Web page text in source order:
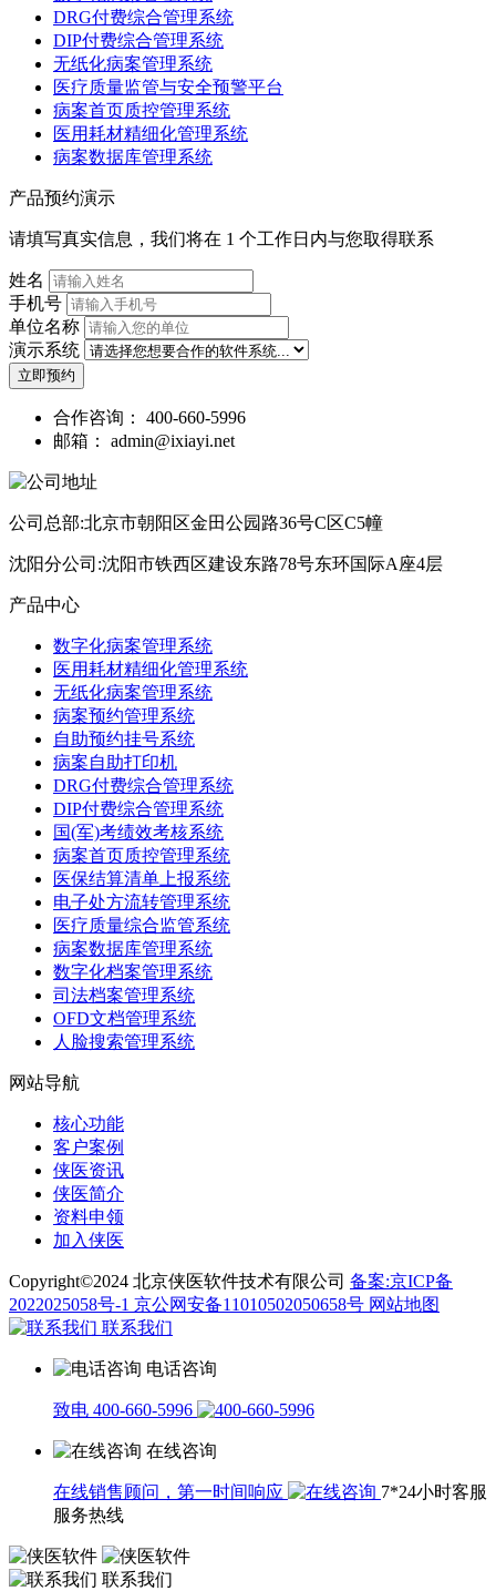
DRG付费综合管理系统
DIP付费综合管理系统
无纸化病案管理系统
医疗质量监管与安全预警平台
病案首页质控管理系统
医用耗材精细化管理系统
病案数据库管理系统
产品预约演示
请填写真实信息，我们将在 1 个工作日内与您取得联系
姓名
手机号
单位名称
演示系统
立即预约
合作咨询： 400-660-5996
邮箱： admin@ixiayi.net
公司总部:北京市朝阳区金田公园路36号C区C5幢
沈阳分公司:沈阳市铁西区建设东路78号东环国际A座4层
产品中心
数字化病案管理系统
医用耗材精细化管理系统
无纸化病案管理系统
病案预约管理系统
自助预约挂号系统
病案自助打印机
DRG付费综合管理系统
DIP付费综合管理系统
国(军)考绩效考核系统
病案首页质控管理系统
医保结算清单上报系统
电子处方流转管理系统
医疗质量综合监管系统
病案数据库管理系统
数字化档案管理系统
司法档案管理系统
OFD文档管理系统
人脸搜索管理系统
网站导航
核心功能
客户案例
侠医资讯
侠医简介
资料申领
加入侠医
Copyright©2024 北京侠医软件技术有限公司 备案:京ICP备
2022025058号-1 京公网安备11010502050658号 网站地图
联系我们
电话咨询
致电 400-660-5996
在线咨询
在线销售顾问，第一时间响应
7*24小时客服
服务热线
联系我们